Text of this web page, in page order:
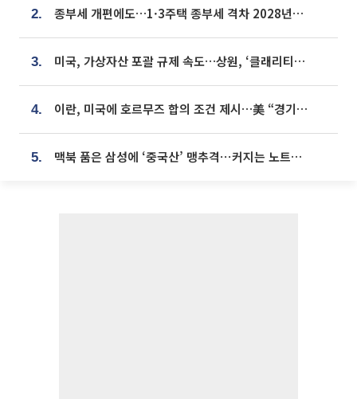
2. 종부세 개편에도…1·3주택 종부세 격차 2028년부터 확대
3. 미국, 가상자산 포괄 규제 속도…상원, ‘클래리티법’ 9월 절차투표 추진
4. 이란, 미국에 호르무즈 합의 조건 제시…美 “경기 아직 안 끝나” [종합]
5. 맥북 품은 삼성에 ‘중국산’ 맹추격⋯커지는 노트북 OLED 시장